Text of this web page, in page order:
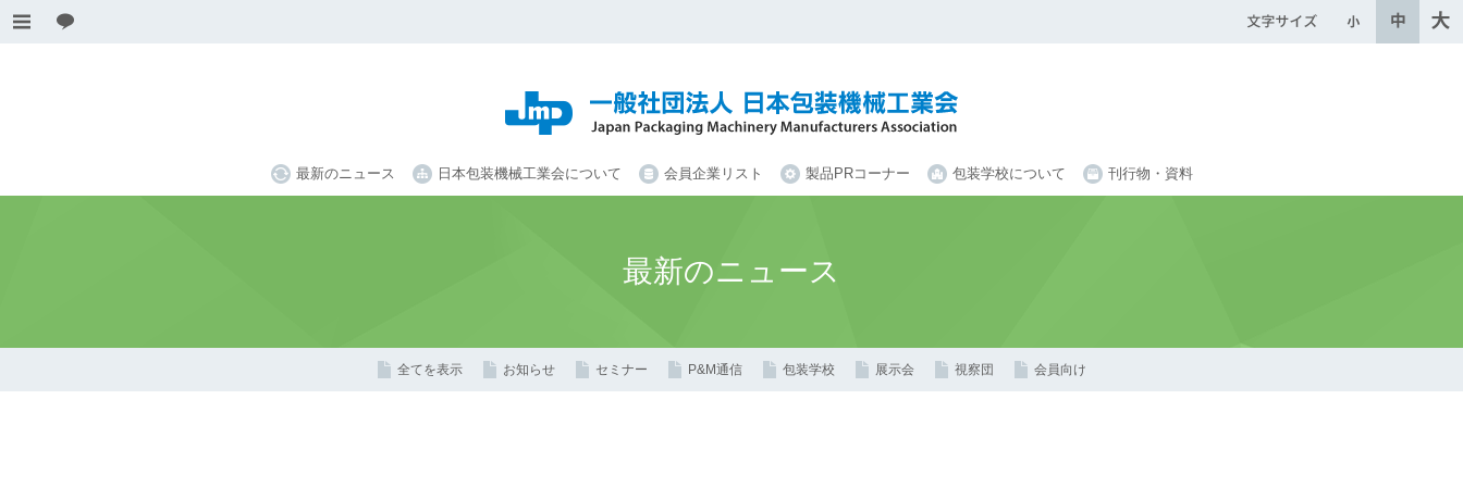
最新のニュース 日本包装機械工業会について 会員企業リスト 製品PRコーナー 包装学校について 刊行物・資料
最新のニュース
全てを表示 お知らせ セミナー P&M通信 包装学校 展示会 視察団 会員向け